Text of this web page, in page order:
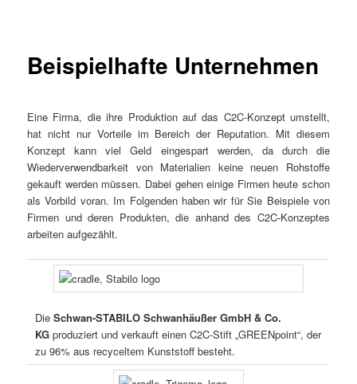
Beispielhafte Unternehmen
Eine Firma, die ihre Produktion auf das C2C-Konzept umstellt,
hat nicht nur Vorteile im Bereich der Reputation. Mit diesem
Konzept kann viel Geld eingespart werden, da durch die
Wiederverwendbarkeit von Materialien keine neuen Rohstoffe
gekauft werden müssen. Dabei gehen einige Firmen heute schon
als Vorbild voran. Im Folgenden haben wir für Sie Beispiele von
Firmen und deren Produkten, die anhand des C2C-Konzeptes
arbeiten aufgezählt.
Die Schwan-STABILO Schwanhäußer GmbH & Co.
KG produziert und verkauft einen C2C-Stift „GREENpoint“, der
zu 96% aus recyceltem Kunststoff besteht.